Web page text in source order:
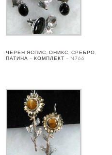
ЧЕРЕН ЯСПИС, ОНИКС, СРЕБРО,
ПАТИНА – КОМПЛЕКТ – N766